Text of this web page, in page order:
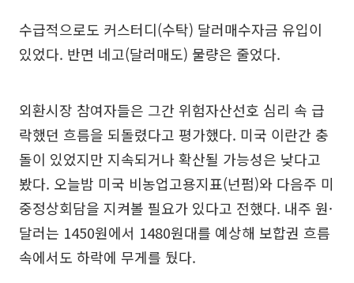
수급적으로도 커스터디(수탁) 달러매수자금 유입이
있었다. 반면 네고(달러매도) 물량은 줄었다.
외환시장 참여자들은 그간 위험자산선호 심리 속 급
락했던 흐름을 되돌렸다고 평가했다. 미국 이란간 충
돌이 있었지만 지속되거나 확산될 가능성은 낮다고
봤다. 오늘밤 미국 비농업고용지표(넌펌)와 다음주 미
중정상회담을 지켜볼 필요가 있다고 전했다. 내주 원·
달러는 1450원에서 1480원대를 예상해 보합권 흐름
속에서도 하락에 무게를 뒀다.